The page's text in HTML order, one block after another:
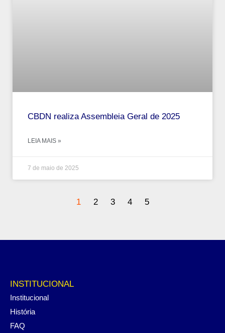
CBDN realiza Assembleia Geral de 2025
LEIA MAIS »
7 de maio de 2025
1 2 3 4 5
INSTITUCIONAL
Institucional
História
FAQ